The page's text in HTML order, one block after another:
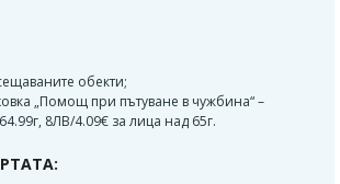
обекти;
„Помощ при пътуване в чужбина“ –
8ЛВ/4.09€ за лица над 65г.